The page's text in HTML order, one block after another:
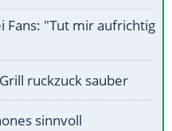
Fans: "Tut mir aufrichtig
ruckzuck sauber
sinnvoll